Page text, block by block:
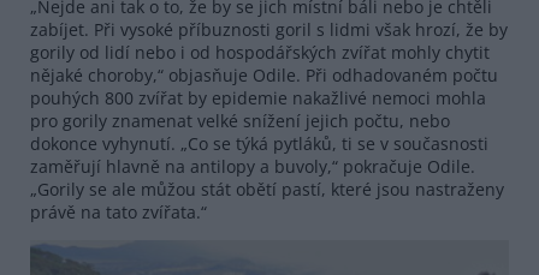
„Nejde ani tak o to, že by se jich místní báli nebo je chtěli
zabíjet. Při vysoké příbuznosti goril s lidmi však hrozí, že by
gorily od lidí nebo i od hospodářských zvířat mohly chytit
nějaké choroby,“ objasňuje Odile. Při odhadovaném počtu
pouhých 800 zvířat by epidemie nakažlivé nemoci mohla
pro gorily znamenat velké snížení jejich počtu, nebo
dokonce vyhynutí. „Co se týká pytláků, ti se v současnosti
zaměřují hlavně na antilopy a buvoly,“ pokračuje Odile.
„Gorily se ale můžou stát obětí pastí, které jsou nastraženy
právě na tato zvířata.“